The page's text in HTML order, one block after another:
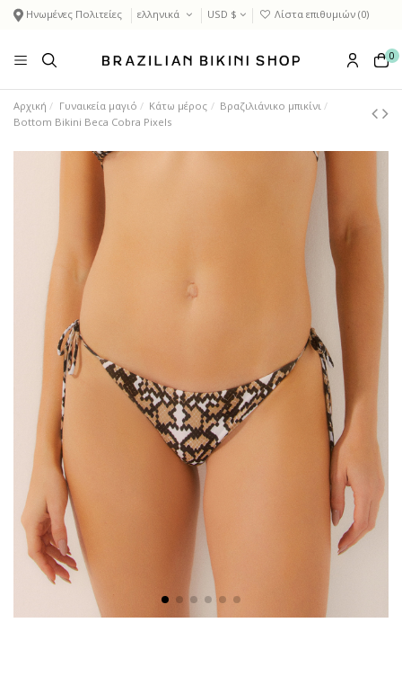
Ηνωμένες Πολιτείες ελληνικά USD $ Λίστα επιθυμιών (0)
0
Αρχική Γυναικεία μαγιό Κάτω μέρος
Βραζιλιάνικο μπικίνι
Bottom Bikini Beca Cobra Pixels